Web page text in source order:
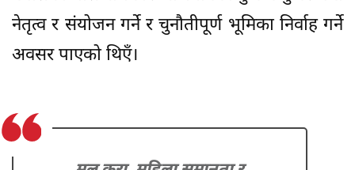
नेतृत्व र संयोजन गर्ने र चुनौतीपूर्ण भूमिका निर्वाह गर्ने
अवसर पाएको थिएँ।